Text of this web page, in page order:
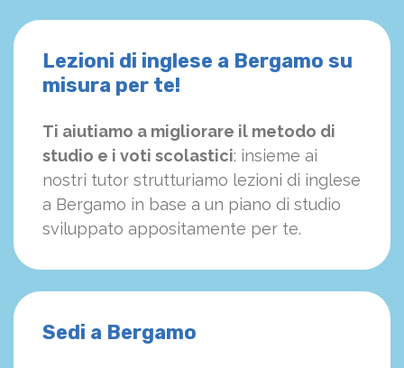
Lezioni di inglese a Bergamo su
misura per te!
Ti aiutiamo a migliorare il metodo di
studio e i voti scolastici: insieme ai
nostri tutor strutturiamo lezioni di inglese
a Bergamo in base a un piano di studio
sviluppato appositamente per te.
Sedi a Bergamo